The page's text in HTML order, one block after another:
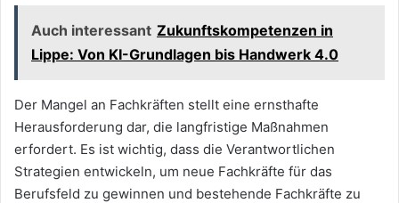
Auch interessant Zukunftskompetenzen in
Lippe: Von KI-Grundlagen bis Handwerk 4.0
Der Mangel an Fachkräften stellt eine ernsthafte
Herausforderung dar, die langfristige Maßnahmen
erfordert. Es ist wichtig, dass die Verantwortlichen
Strategien entwickeln, um neue Fachkräfte für das
Berufsfeld zu gewinnen und bestehende Fachkräfte zu